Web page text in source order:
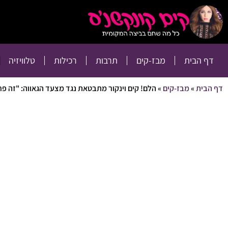
דף הבית מבז-קים תרבות רכילות טלוויזיה
דף הבית»מבז-קים »הלם! קים וינקור מתבטאת נגד מצעד הגאווה: "זה